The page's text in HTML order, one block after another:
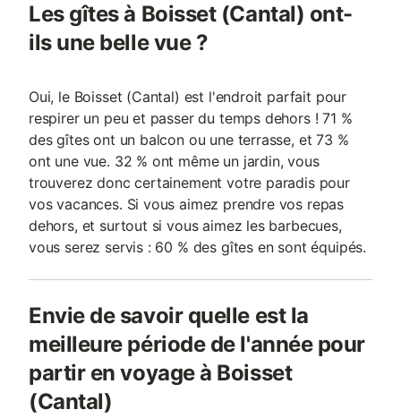
Les gîtes à Boisset (Cantal) ont-
ils une belle vue ?
Oui, le Boisset (Cantal) est l'endroit parfait pour
respirer un peu et passer du temps dehors ! 71 %
des gîtes ont un balcon ou une terrasse, et 73 %
ont une vue. 32 % ont même un jardin, vous
trouverez donc certainement votre paradis pour
vos vacances. Si vous aimez prendre vos repas
dehors, et surtout si vous aimez les barbecues,
vous serez servis : 60 % des gîtes en sont équipés.
Envie de savoir quelle est la
meilleure période de l'année pour
partir en voyage à Boisset
(Cantal)